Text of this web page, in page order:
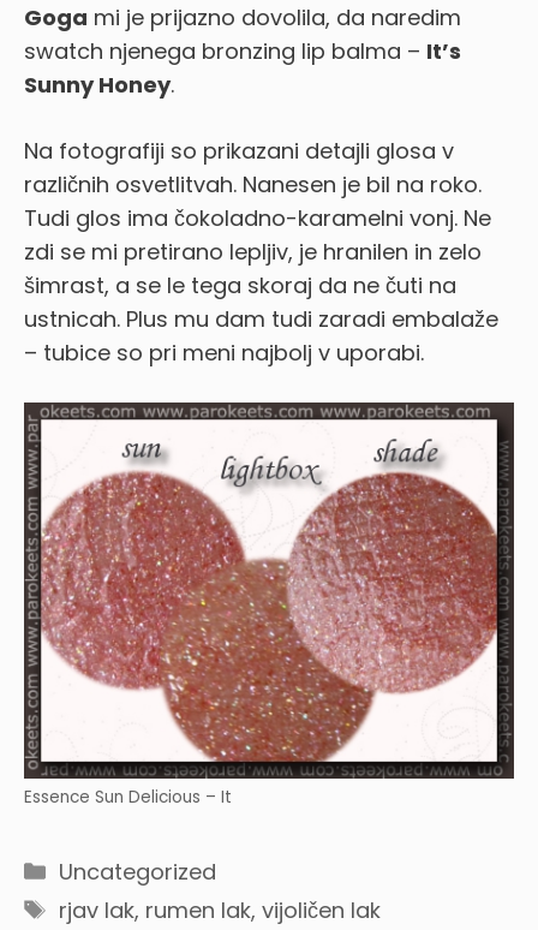
Goga mi je prijazno dovolila, da naredim
swatch njenega bronzing lip balma – It’s
Sunny Honey.
Na fotografiji so prikazani detajli glosa v
različnih osvetlitvah. Nanesen je bil na roko.
Tudi glos ima čokoladno-karamelni vonj. Ne
zdi se mi pretirano lepljiv, je hranilen in zelo
šimrast, a se le tega skoraj da ne čuti na
ustnicah. Plus mu dam tudi zaradi embalaže
– tubice so pri meni najbolj v uporabi.
Essence Sun Delicious – It
Categories
Uncategorized
Tags
rjav lak, rumen lak, vijoličen lak